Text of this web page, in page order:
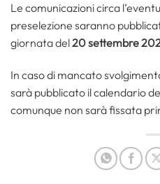
Le comunicazioni circa
preselezione saranno
giornata del20 settembre
In caso di mancato
sarà pubblicato il calendario
comunque non sarà fissata